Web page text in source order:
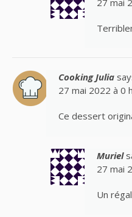
Cooking Julia
27 mai 2022 à 0
Ce dessert
Muriel
27 mai
Un régal